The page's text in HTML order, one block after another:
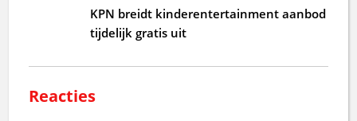
KPN breidt kinderentertainment aanbod
tijdelijk gratis uit
Reacties